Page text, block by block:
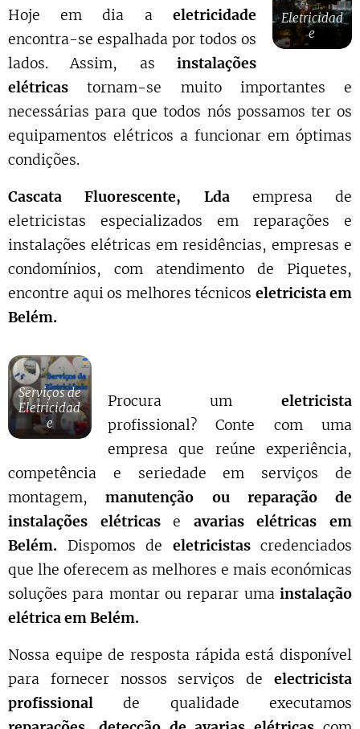
Eletricidad
e
Hoje em dia a eletricidade
encontra-se espalhada por todos os
lados. Assim, as instalações
elétricas tornam-se muito importantes e
necessárias para que todos nós possamos ter os
equipamentos elétricos a funcionar em óptimas
condições.
Cascata Fluorescente, Ldaempresa de
eletricistas especializados em reparações e
instalações elétricas em residências, empresas e
condomínios, com atendimento de Piquetes,
encontre aqui os melhores técnicos eletricista em
Belém.
Serviços de
Eletricidad
e
Procura um eletricista
profissional? Conte com uma
empresa que reúne experiência,
competência e seriedade em serviços de
montagem,manutenção ou reparação de
instalações elétricase avarias elétricas em
Belém. Dispomos de eletricistascredenciados
que lhe oferecem as melhores e mais económicas
soluções para montar ou reparar uma instalação
elétrica em Belém.
Nossa equipe de resposta rápida está disponível
para fornecer nossos serviços de electricista
profissional de qualidade executamos